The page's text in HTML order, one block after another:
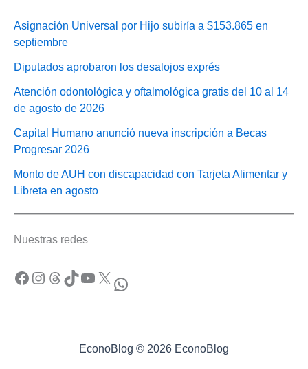
Asignación Universal por Hijo subiría a $153.865 en
septiembre
Diputados aprobaron los desalojos exprés
Atención odontológica y oftalmológica gratis del 10 al 14
de agosto de 2026
Capital Humano anunció nueva inscripción a Becas
Progresar 2026
Monto de AUH con discapacidad con Tarjeta Alimentar y
Libreta en agosto
Nuestras redes
Facebook Instagram Threads TikTok YouTube X WhatsApp
EconoBlog © 2026 EconoBlog